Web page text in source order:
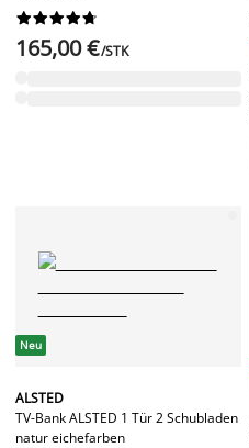






165,00 €/STK
Neu
ALSTED
TV-Bank ALSTED 1 Tür 2 Schubladen
natur eichefarben